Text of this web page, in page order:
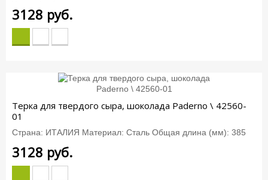
3128 руб.
Терка для твердого сыра, шоколада Paderno \ 42560-
01
Страна: ИТАЛИЯ Материал: Сталь Общая длина (мм): 385
3128 руб.